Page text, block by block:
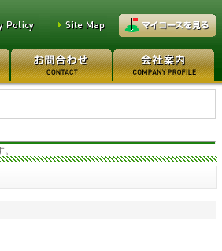
部 55万円
レイクウッドゴルフクラブ
... 20万円